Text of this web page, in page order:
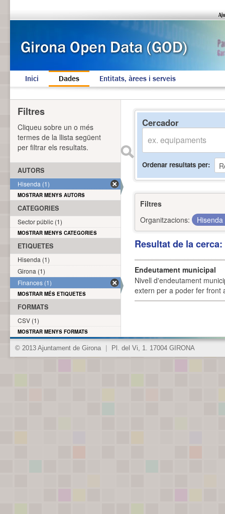
Inici Dades Entitats, àrees i serveis
Cercador
Ordenar resultats per
Filtres
Organitzacions:
Hisenda
Resultat de la
Endeutament municipal
Nivell d'endeutament
extern per a poder fer front
Filtres
Cliqueu sobre un o més
termes de la llista següent
per filtrar els resultats.
AUTORS
Hisenda (1)
MOSTRAR MENYS AUTORS
CATEGORIES
Sector públic (1)
MOSTRAR MENYS CATEGORIES
ETIQUETES
Hisenda (1)
Girona (1)
Finances (1)
MOSTRAR MÉS ETIQUETES
FORMATS
CSV (1)
MOSTRAR MENYS FORMATS
© 2013 Ajuntament de Girona Pl. del Vi, 1. 17004 GIRONA